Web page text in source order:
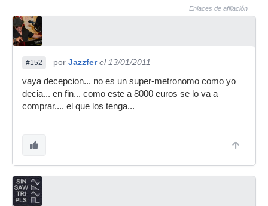
Enlaces de afiliación
#152 por Jazzfer el 13/01/2011
vaya decepcion... no es un super-metronomo como yo
decia... en fin... como este a 8000 euros se lo va a
comprar.... el que los tenga...